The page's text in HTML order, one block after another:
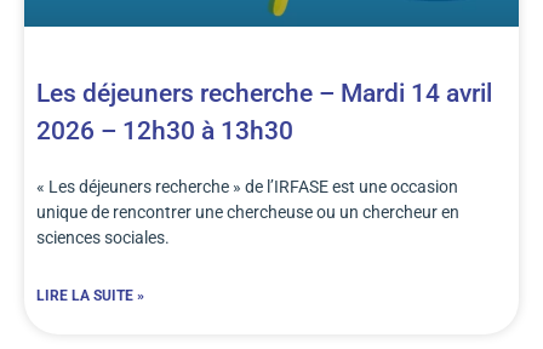
Les déjeuners recherche – Mardi 14 avril
2026 – 12h30 à 13h30
« Les déjeuners recherche » de l’IRFASE est une occasion
unique de rencontrer une chercheuse ou un chercheur en
sciences sociales.
LIRE LA SUITE »